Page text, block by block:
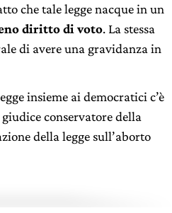
che tale legge nacque in un
diritto di voto. La stessa
di avere una gravidanza in
insieme ai democratici c’è
conservatore della
della legge sull’aborto